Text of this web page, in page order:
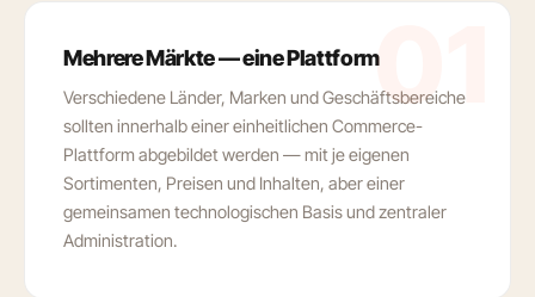
01
Mehrere Märkte — eine Plattform
Verschiedene Länder, Marken und Geschäftsbereiche
sollten innerhalb einer einheitlichen Commerce-
Plattform abgebildet werden — mit je eigenen
Sortimenten, Preisen und Inhalten, aber einer
gemeinsamen technologischen Basis und zentraler
Administration.